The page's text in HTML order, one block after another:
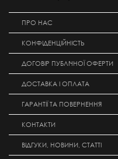
ПРО НАС
КОНФІДЕНЦІЙНІСТЬ
ДОГОВІР ПУБЛІЧНОЇ ОФЕРТИ
ДОСТАВКА І ОПЛАТА
ГАРАНТІЇ ТА ПОВЕРНЕННЯ
КОНТАКТИ
ВІДГУКИ, НОВИНИ, СТАТТІ